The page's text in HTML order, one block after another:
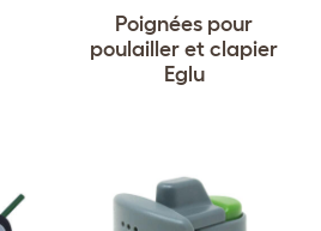
Poignées pour
poulailler et clapier
Eglu